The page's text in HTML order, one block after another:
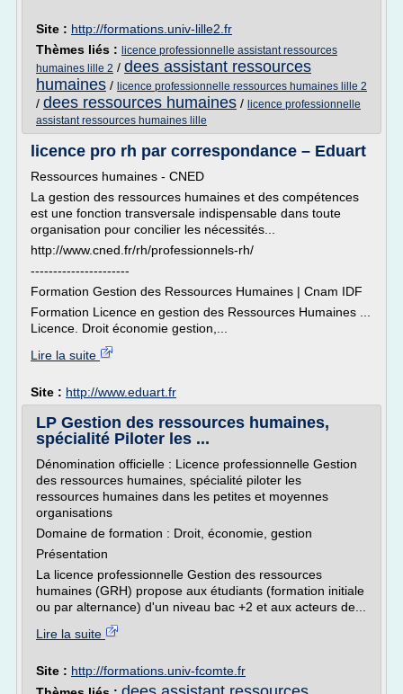
Site : http://formations.univ-lille2.fr
Thèmes liés : licence professionnelle assistant ressources
humaines lille 2 / dees assistant ressources
humaines / licence professionnelle ressources humaines lille 2
/ dees ressources humaines / licence professionnelle
assistant ressources humaines lille
licence pro rh par correspondance – Eduart
Ressources humaines - CNED
La gestion des ressources humaines et des compétences
est une fonction transversale indispensable dans toute
organisation pour concilier les nécessités...
http://www.cned.fr/rh/professionnels-rh/
----------------------
Formation Gestion des Ressources Humaines | Cnam IDF
Formation Licence en gestion des Ressources Humaines ...
Licence. Droit économie gestion,...
Lire la suite
Site : http://www.eduart.fr
LP Gestion des ressources humaines,
spécialité Piloter les ...
Dénomination officielle : Licence professionnelle Gestion
des ressources humaines, spécialité piloter les
ressources humaines dans les petites et moyennes
organisations
Domaine de formation : Droit, économie, gestion
Présentation
La licence professionnelle Gestion des ressources
humaines (GRH) propose aux étudiants (formation initiale
ou par alternance) d'un niveau bac +2 et aux acteurs de...
Lire la suite
Site : http://formations.univ-fcomte.fr